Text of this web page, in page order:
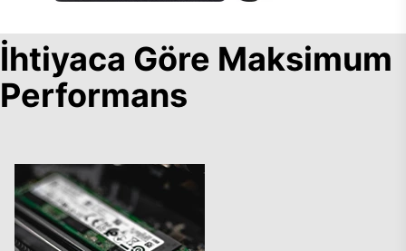
İhtiyaca Göre Maksimum
Performans